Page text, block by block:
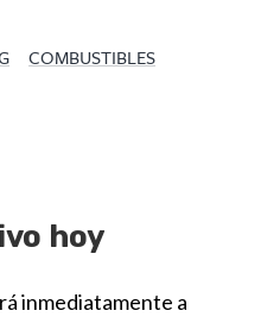
COMBUSTIBLES
hoy
inmediatamente a